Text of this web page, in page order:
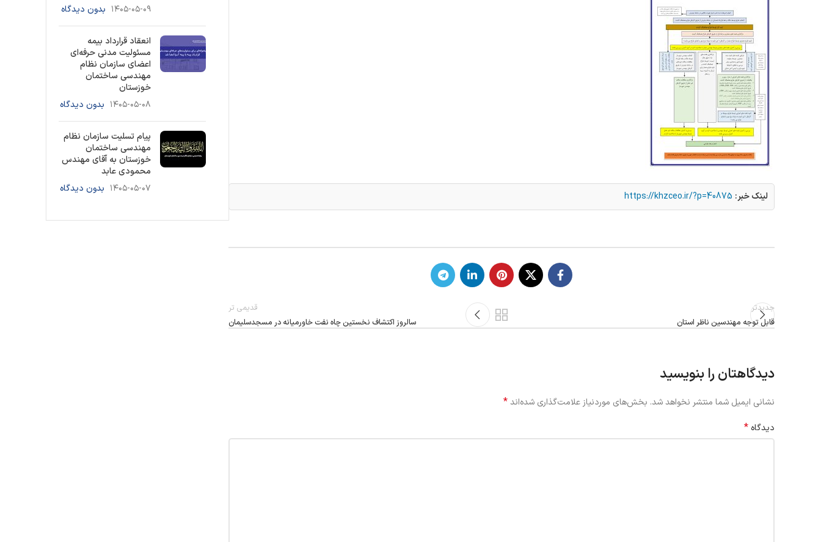
لینک خبر: https://khzceo.ir/?p=40875
جدیدتر
قابل توجه مهندسین ناظر استان
قدیمی تر
سالروز اکتشاف نخستین چاه نفت خاورمیانه در مسجدسلیمان
دیدگاهتان را بنویسید
نشانی ایمیل شما منتشر نخواهد شد. بخش‌های موردنیاز علامت‌گذاری شده‌اند*
دیدگاه *
۱۴۰۵-۰۵-۰۹ بدون دیدگاه
انعقاد قرارداد بیمه
مسئولیت مدنی حرفه‌ای
اعضای سازمان نظام
مهندسی ساختمان
خوزستان
۱۴۰۵-۰۵-۰۸ بدون دیدگاه
پیام تسلیت سازمان نظام
مهندسی ساختمان
خوزستان به آقای مهندس
محمودی عابد
۱۴۰۵-۰۵-۰۷ بدون دیدگاه